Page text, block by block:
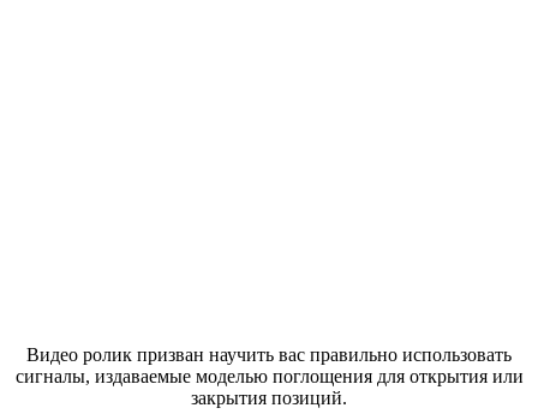
Видео ролик призван научить вас правильно использовать
сигналы, издаваемые моделью поглощения для открытия или
закрытия позиций.